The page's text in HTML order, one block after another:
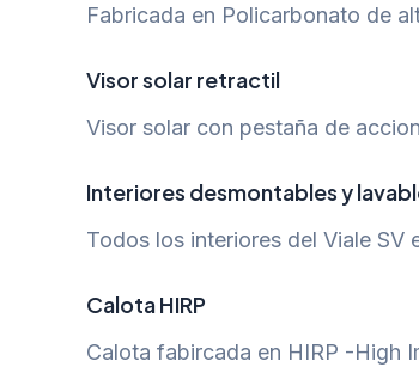
Fabricada en Policarbonato de
Visor solar retractil
Visor solar con pestaña de
Interiores desmontables y
Todos los interiores del Viale
Calota HIRP
Calota fabircada en HIRP -High